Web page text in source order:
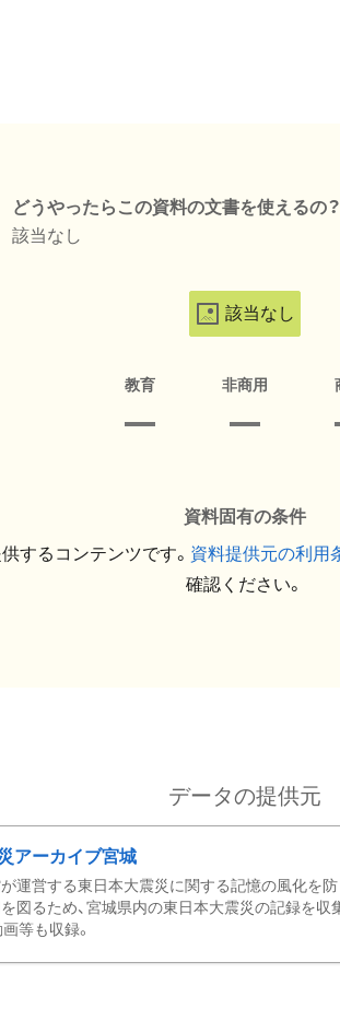
どうやったらこの資料の文書を使えるの？
該当なし
該当なし
教育 非商用
資料固有の条件
するコンテンツです。 資料提供元の利用
確認ください。
データの提供元
アーカイブ宮城
運営する東日本大震災に関する記憶の風化を
図るため、宮城県内の東日本大震災の記録を収
等も収録。